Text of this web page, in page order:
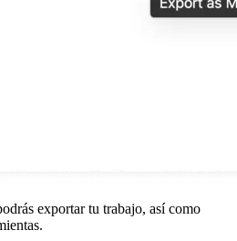
exportar tu trabajo, así como